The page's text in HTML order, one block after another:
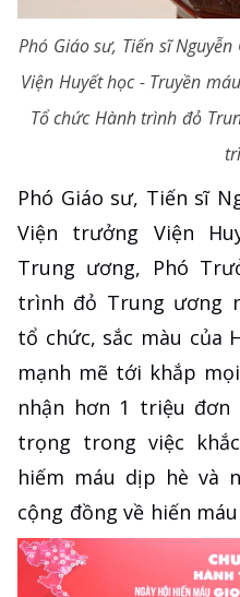
Phó Giáo sư, Tiến sĩ
Viện Huyết học - Truyền
Tổ chức Hành trình đỏ
Phó Giáo sư, Tiến sĩ
Viện trưởng Viện
Trung ương, Phó
trình đỏ Trung ương
tổ chức, sắc màu của
mạnh mẽ tới khắp
nhận hơn 1 triệu đơn
trọng trong việc
hiếm máu dịp hè và
cộng đồng về hiến